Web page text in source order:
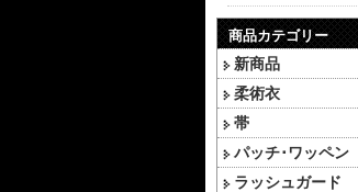
商品カテゴリー
新商品
柔術衣
帯
パッチ･ワッペン
ラッシュガード